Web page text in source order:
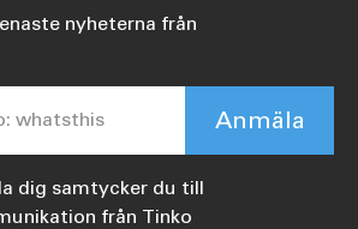
nyheterna från
Anmäla
dig samtycker du till
från Tinko